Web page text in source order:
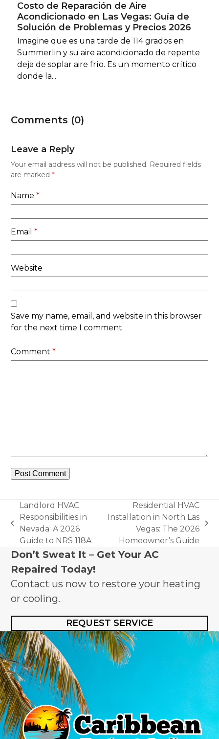
Costo de Reparación de Aire
Acondicionado en Las Vegas: Guía de
Solución de Problemas y Precios 2026
Imagine que es una tarde de 114 grados en
Summerlin y su aire acondicionado de repente
deja de soplar aire frío. Es un momento crítico
donde la...
Comments (0)
Leave a Reply
Your email address will not be published. Required fields
are marked*
Name*
Email*
Website
Save my name, email, and website in this browser
for the next time I comment.
Comment*
previous
post:
Landlord HVAC
Responsibilities in
Nevada: A 2026
Guide to NRS 118A
post:
Residential HVAC
Installation in North Las
Vegas: The 2026
Homeowner’s Guide
Don’t Sweat It – Get Your AC
Repaired Today!
Contact us now to restore your heating
or cooling.
REQUEST SERVICE